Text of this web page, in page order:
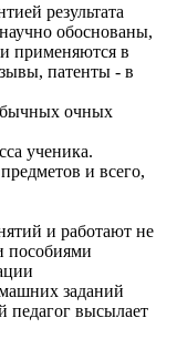
результата
обоснованы,
применяются в
патенты - в
очных
ученика.
и всего,
и работают не
пособиями
заданий
педагог высылает